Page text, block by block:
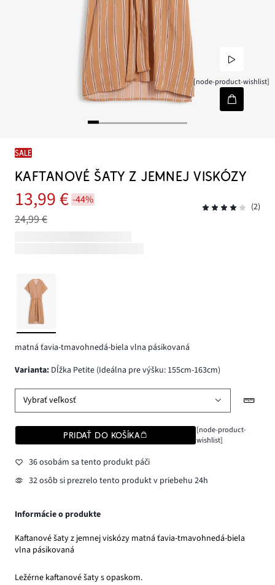
[node-product-wishlist]
SALE
KAFTANOVÉ ŠATY Z JEMNEJ VISKÓZY
13,99 € -44%
24,99 €
(2)
matná ťavia-tmavohnedá-biela vlna pásikovaná
varianta: Dĺžka Petite (Ideálna pre výšku: 155cm-163cm)
Vybrať veľkosť
PRIDAŤ DO KOŠÍKA
[node-product-
wishlist]
36 osobám sa tento produkt páči
32 osôb si prezrelo tento produkt v priebehu 24h
Informácie o produkte
Kaftanové šaty z jemnej viskózy matná ťavia-tmavohnedá-biela
vlna pásikovaná
Ležérne kaftanové šaty s opaskom.